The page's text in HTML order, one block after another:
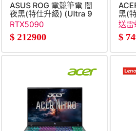
ASUS ROG 電競筆電 闇
夜黑(特仕升級) (Ultra 9
SSD&#47;RTX5090)
RTX5090
$ 212900
黑(
送雷
收納
$